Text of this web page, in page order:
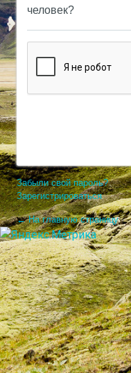
человек?
Забыли свой пароль?
Зарегистрироваться
← На главную страницу